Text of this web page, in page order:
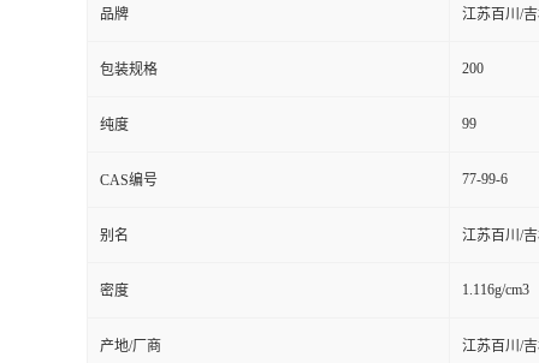
品牌 江苏百川/
包装规格 200
纯度 99
CAS编号 77-99-6
别名 江苏百川/
密度 1.116g/cm3
产地/厂商 江苏百川/